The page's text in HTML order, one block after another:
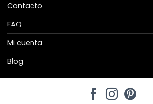
Contacto
FAQ
Mi cuenta
Blog